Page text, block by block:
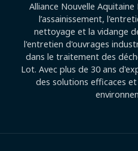
Alliance Nouvelle
l’assainissement,
nettoyage et la vidange
l'entretien d'ouvrages
dans le traitement des
Lot. Avec plus de 30 ans
des solutions efficaces